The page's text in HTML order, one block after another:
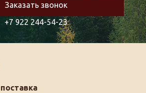
Заказать звонок
+7 922 244-54-23